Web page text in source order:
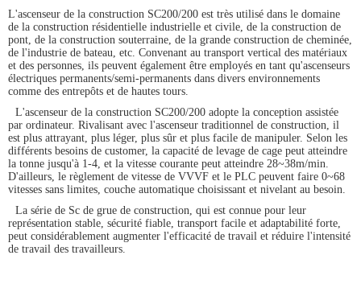
L'ascenseur de la construction SC200/200 est très utilisé dans le domaine
de la construction résidentielle industrielle et civile, de la construction de
pont, de la construction souterraine, de la grande construction de cheminée,
de l'industrie de bateau, etc. Convenant au transport vertical des matériaux
et des personnes, ils peuvent également être employés en tant qu'ascenseurs
électriques permanents/semi-permanents dans divers environnements
comme des entrepôts et de hautes tours.
L'ascenseur de la construction SC200/200 adopte la conception assistée
par ordinateur. Rivalisant avec l'ascenseur traditionnel de construction, il
est plus attrayant, plus léger, plus sûr et plus facile de manipuler. Selon les
différents besoins de customer, la capacité de levage de cage peut atteindre
la tonne jusqu'à 1-4, et la vitesse courante peut atteindre 28~38m/min.
D'ailleurs, le règlement de vitesse de VVVF et le PLC peuvent faire 0~68
vitesses sans limites, couche automatique choisissant et nivelant au besoin.
La série de Sc de grue de construction, qui est connue pour leur
représentation stable, sécurité fiable, transport facile et adaptabilité forte,
peut considérablement augmenter l'efficacité de travail et réduire l'intensité
de travail des travailleurs.